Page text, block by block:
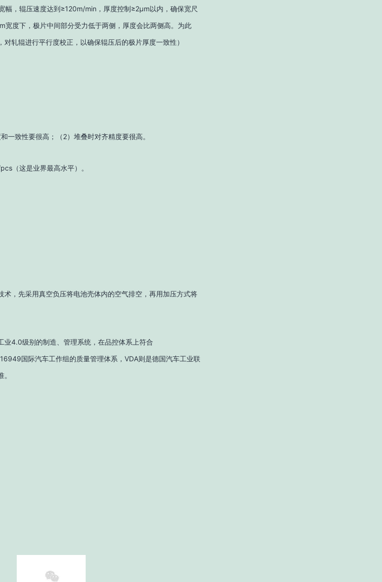
幅，辊压速度达到≥120m/min，厚度控制≥2μm以内，确保宽尺
宽度下，极片中间部分受力低于两侧，厚度会比两侧高。为此
轧辊进行平行度校正，以确保辊压后的极片厚度一致性）
一致性要很高；（2）堆叠时对齐精度要很高。
（这是业界最高水平）。
术，先采用真空负压将电池壳体内的空气排空，再用加压方式将
业4.0级别的制造、管理系统，在品控体系上符合
国际汽车工作组的质量管理体系，VDA则是德国汽车工业联